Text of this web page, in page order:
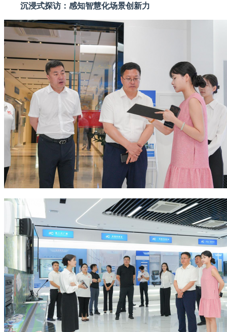
沉浸式探访：感知智慧化场景创新力